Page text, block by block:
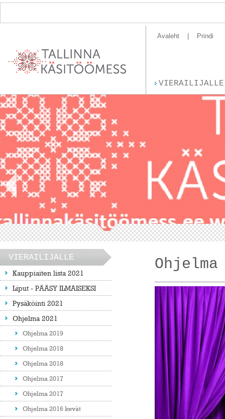
Avaleht Prindi
VIERAILIJALLE
VIERAILIJALLE
Kauppiaiten lista 2021
Liput - PÄÄSY ILMAISEKSI
Pysäköinti 2021
Ohjelma 2021
Ohjelma 2019
Ohjelma 2018
Ohjelma 2018
Ohjelma 2017
Ohjelma 2017
Ohjelma 2016 kevät
Ohjelma